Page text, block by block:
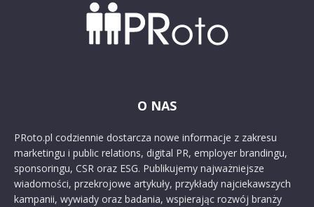
O NAS
PRoto.pl codziennie dostarcza nowe informacje z zakresu
marketingu i public relations, digital PR, employer brandingu,
sponsoringu, CSR oraz ESG. Publikujemy najważniejsze
wiadomości, przekrojowe artykuły, przykłady najciekawszych
kampanii, wywiady oraz badania, wspierając rozwój branży